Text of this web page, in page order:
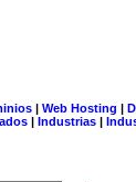
| Web Hosting |
| Industrias |